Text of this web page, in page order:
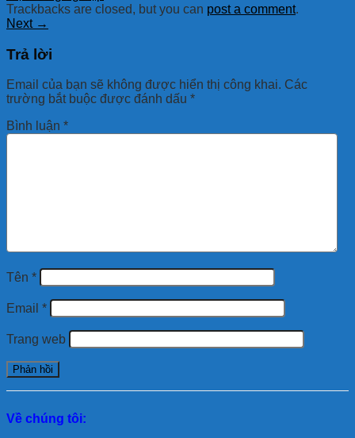
Trackbacks are closed, but you can post a comment.
Next →
Trả lời
Email của bạn sẽ không được hiển thị công khai. Các
trường bắt buộc được đánh dấu *
Bình luận *
Tên *
Email *
Trang web
Về chúng tôi: